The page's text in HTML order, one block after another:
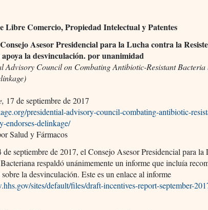
Libre Comercio, Propiedad Intelectual y Patentes
Asesor Presidencial para la Lucha contra la
la desvinculación. por unanimidad
Advisory Council on Combating Antibiotic-Resistant Bacteria
17 de septiembre de 2017
presidential-advisory-council-combating-antibiotic-
endorses-delinkage/
Salud y Fármacos
de septiembre de 2017, el Consejo Asesor Presidencial para la
respaldó unánimemente un informe que incluía
la desvinculación. Este es un enlace al informe
sites/default/files/draft-incentives-report-september-